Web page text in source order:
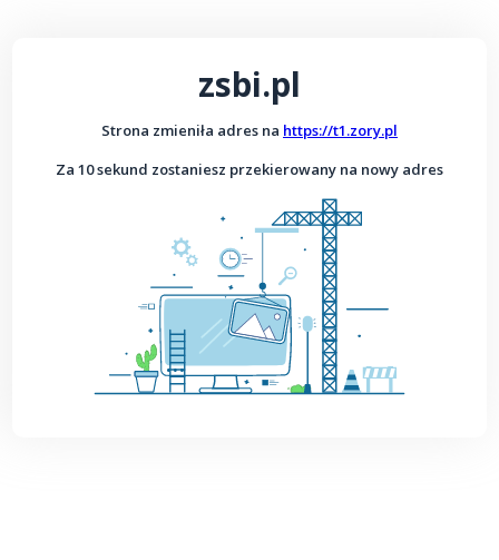
zsbi.pl
Strona zmieniła adres na https://t1.zory.pl
Za 10 sekund zostaniesz przekierowany na nowy adres